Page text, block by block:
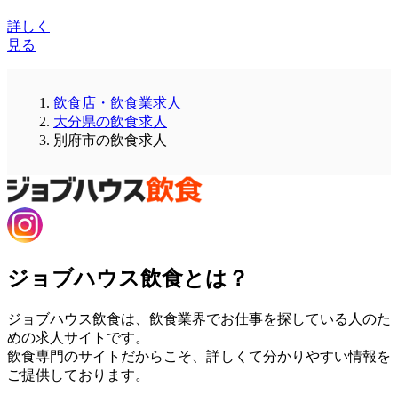
詳しく
見る
飲食店・飲食業求人
大分県の飲食求人
別府市の飲食求人
ジョブハウス飲食とは？
ジョブハウス飲食は、飲食業界でお仕事を探している人のた
めの求人サイトです。
飲食専門のサイトだからこそ、詳しくて分かりやすい情報を
ご提供しております。